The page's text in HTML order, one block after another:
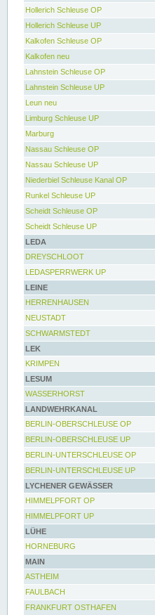
Hollerich Schleuse OP
Hollerich Schleuse UP
Kalkofen Schleuse OP
Kalkofen neu
Lahnstein Schleuse OP
Lahnstein Schleuse UP
Leun neu
Limburg Schleuse UP
Marburg
Nassau Schleuse OP
Nassau Schleuse UP
Niederbiel Schleuse Kanal OP
Runkel Schleuse UP
Scheidt Schleuse OP
Scheidt Schleuse UP
LEDA
DREYSCHLOOT
LEDASPERRWERK UP
LEINE
HERRENHAUSEN
NEUSTADT
SCHWARMSTEDT
LEK
KRIMPEN
LESUM
WASSERHORST
LANDWEHRKANAL
BERLIN-OBERSCHLEUSE OP
BERLIN-OBERSCHLEUSE UP
BERLIN-UNTERSCHLEUSE OP
BERLIN-UNTERSCHLEUSE UP
LYCHENER GEWÄSSER
HIMMELPFORT OP
HIMMELPFORT UP
LÜHE
HORNEBURG
MAIN
ASTHEIM
FAULBACH
FRANKFURT OSTHAFEN